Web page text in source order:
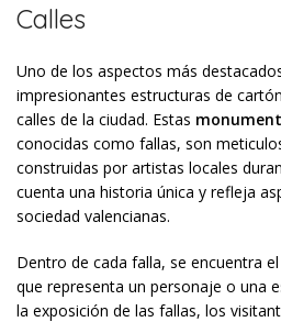
Calles
Uno de los aspectos más
impresionantes estructuras de
calles de la ciudad. Estas
conocidas como fallas, son
construidas por artistas locales
cuenta una historia única y refleja
sociedad valencianas.
Dentro de cada falla, se encuentra el
que representa un personaje o una
la exposición de las fallas, los